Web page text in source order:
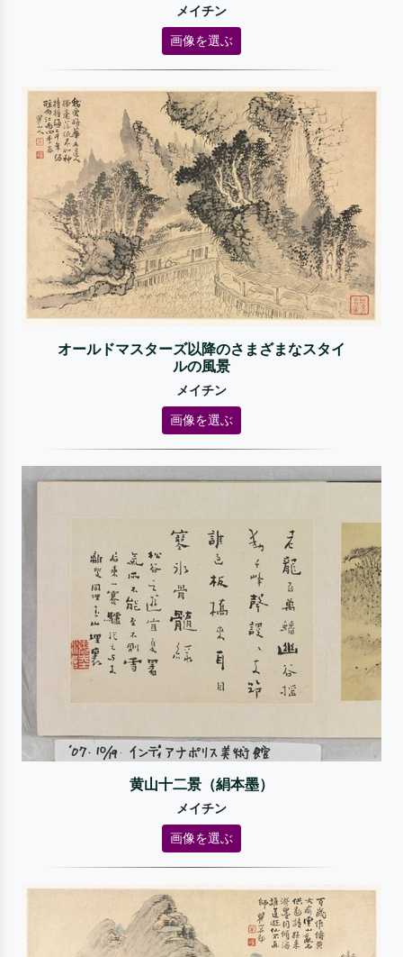
メイチン
画像を選ぶ
オールドマスターズ以降のさまざまなスタイ
ルの風景
メイチン
画像を選ぶ
黄山十二景（絹本墨）
メイチン
画像を選ぶ